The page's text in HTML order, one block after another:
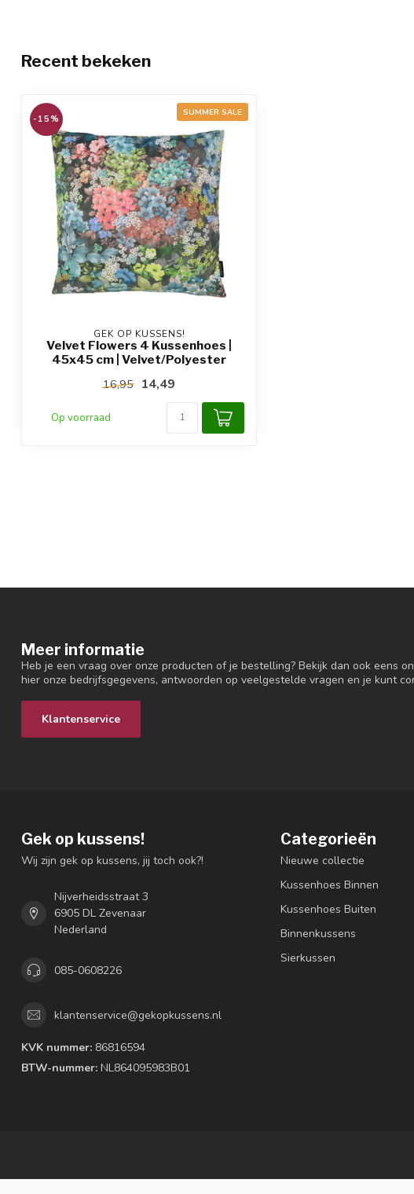
Recent bekeken
SUMMER SALE
-15%
GEK OP KUSSENS!
Velvet Flowers 4 Kussenhoes |
45x45 cm | Velvet/Polyester
16,95 14,49
Op voorraad
Meer informatie
Heb je een vraag over onze producten of je bestelling? Bekijk dan ook eens
hier onze bedrijfsgegevens, antwoorden op veelgestelde vragen en je kunt
Klantenservice
Gek op kussens!
Wij zijn gek op kussens, jij toch ook?!
Nijverheidsstraat 3
6905 DL Zevenaar
Nederland
085-0608226
klantenservice@gekopkussens.nl
KVK nummer: 86816594
BTW-nummer: NL864095983B01
Categorieën
Nieuwe collectie
Kussenhoes Binnen
Kussenhoes Buiten
Binnenkussens
Sierkussen